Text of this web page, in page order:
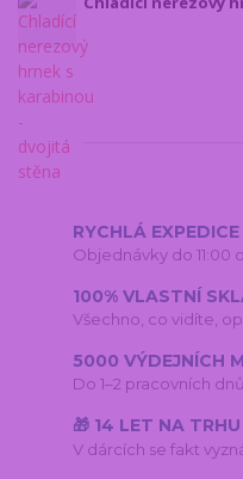
RYCHLÁ EXPEDICE
Objednávky do 11:00
100% VLASTNÍ
Všechno, co vidíte,
5000 VÝDEJNÍCH
Do 1–2 pracovních
🎁 14 LET NA TRHU
V dárcích se fakt